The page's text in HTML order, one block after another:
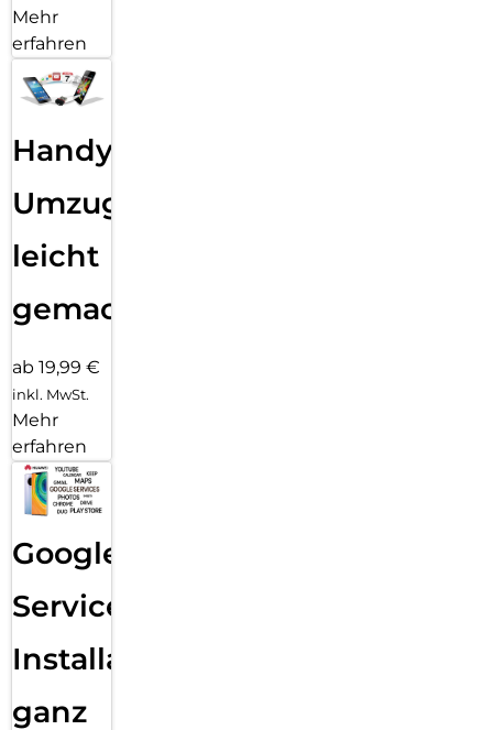
Mehr
erfahren
Handy
Umzug
leicht
gemacht!
ab 19,99 €
inkl. MwSt.
Mehr
erfahren
Google
Services
Installation
ganz